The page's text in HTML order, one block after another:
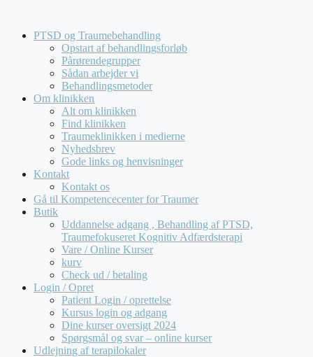
indholdPTSD og Traumebehandling
Opstart af behandlingsforløb
Pårørendegrupper
Sådan arbejder vi
Behandlingsmetoder
Om klinikken
Alt om klinikken
Find klinikken
Traumeklinikken i medierne
Nyhedsbrev
Gode links og henvisninger
Kontakt
Kontakt os
Gå til Kompetencecenter for Traumer
Butik
Uddannelse adgang , Behandling af PTSD,
Traumefokuseret Kognitiv Adfærdsterapi
Vare / Online Kurser
kurv
Check ud / betaling
Login / Opret
Patient Login / oprettelse
Kursus login og adgang
Dine kurser oversigt 2024
Spørgsmål og svar – online kurser
Udlejning af terapilokaler
behandlerikkehenvendelser fra private.